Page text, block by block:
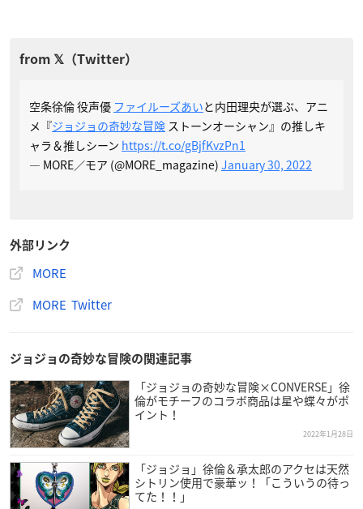
空条徐倫 役声優 ファイルーズあいと内田理央が選ぶ、アニ
メ『ジョジョの奇妙な冒険 ストーンオーシャン』の推しキ
ャラ＆推しシーン https://t.co/gBjfKvzPn1
— MORE／モア (@MORE_magazine) January 30, 2022
外部リンク
MORE
MORE Twitter
ジョジョの奇妙な冒険の関連記事
「ジョジョの奇妙な冒険×CONVERSE」徐
倫がモチーフのコラボ商品は星や蝶々がポ
イント！
2022年1月28日
「ジョジョ」徐倫＆承太郎のアクセは天然
シトリン使用で豪華ッ！「こういうの待っ
てた！！」